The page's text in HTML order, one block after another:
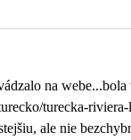
to naša jediná
na úrovni, strava chutná, ale nie